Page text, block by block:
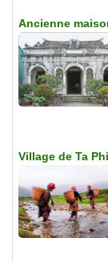
Ancienne
Village de Ta